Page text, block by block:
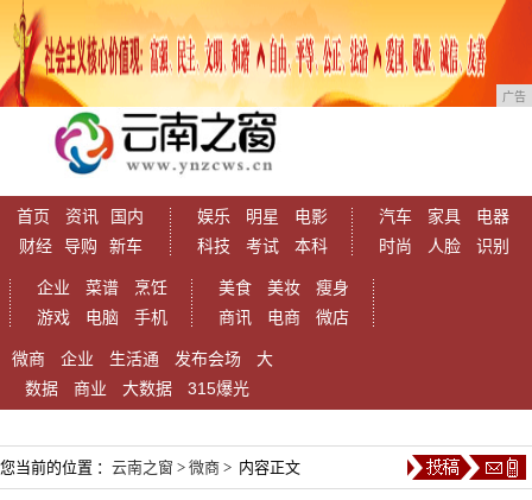
广告
首页 资讯
国内
财经
导购 新车
娱乐 明星
电影
科技
考试 本科
汽车 家具
电器
时尚
人脸 识别
企业 菜谱
烹饪
游戏
电脑 手机
美食 美妆
瘦身
商讯
电商 微店
微商 企业 生活通 发布会场
大
数据
商业 大数据 315爆光
您当前的位置 ： 云南之窗 > 微商 > 内容正文